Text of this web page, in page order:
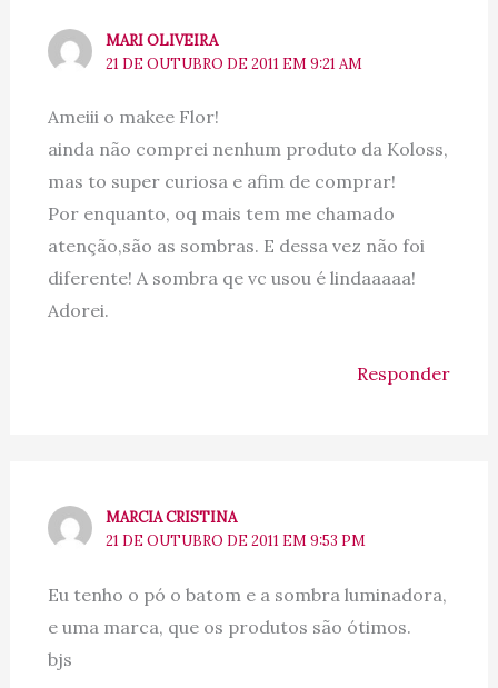
MARI OLIVEIRA
21 DE OUTUBRO DE 2011 EM 9:21 AM
Ameiii o makee Flor!
ainda não comprei nenhum produto da Koloss,
mas to super curiosa e afim de comprar!
Por enquanto, oq mais tem me chamado
atenção,são as sombras. E dessa vez não foi
diferente! A sombra qe vc usou é lindaaaaa!
Adorei.
Responder
MARCIA CRISTINA
21 DE OUTUBRO DE 2011 EM 9:53 PM
Eu tenho o pó o batom e a sombra luminadora,
e uma marca, que os produtos são ótimos.
bjs